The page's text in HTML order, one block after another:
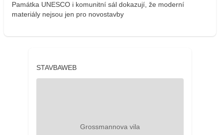
Památka UNESCO i komunitní sál dokazují, že moderní
materiály nejsou jen pro novostavby
STAVBAWEB